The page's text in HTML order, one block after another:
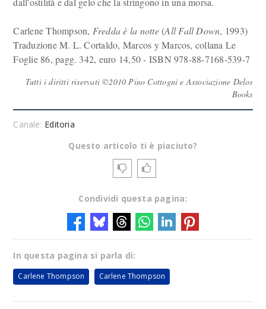
Carlene Thompson, Fredda è la notte(All Fall Down, 1993)
Traduzione M. L. Cortaldo, Marcos y Marcos, collana Le
Foglie 86, pagg. 342, euro 14,50 - ISBN 978-88-7168-539-7
Tutti i diritti riservati ©2010 Pino Cottogni e Associazione Delos
Books
Canale: Editoria
Questo articolo ti è piaciuto?
Condividi questa pagina:
In questa pagina si parla di:
Carlene Thompson Carlene Thompson